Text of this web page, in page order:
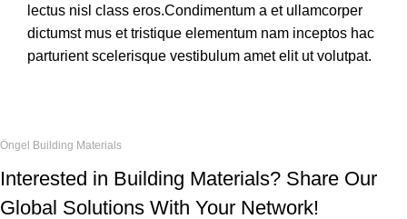
lectus nisl class eros.Condimentum a et ullamcorper
dictumst mus et tristique elementum nam inceptos hac
parturient scelerisque vestibulum amet elit ut volutpat.
Öngel Building Materials
Interested in Building Materials? Share Our
Global Solutions With Your Network!